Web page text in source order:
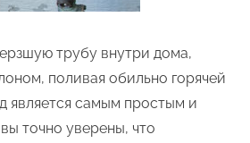
трубу внутри дома,
поливая обильно горячей
является самым простым и
точно уверены, что